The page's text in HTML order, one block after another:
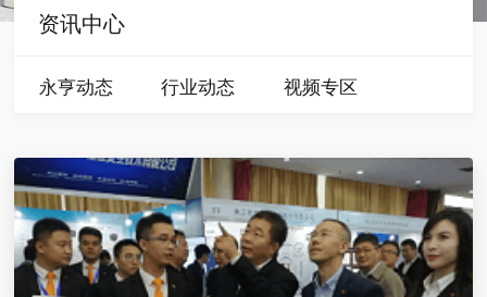
资讯中心
永亨动态 行业动态 视频专区